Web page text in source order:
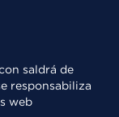
saldrá de
responsabiliza
web